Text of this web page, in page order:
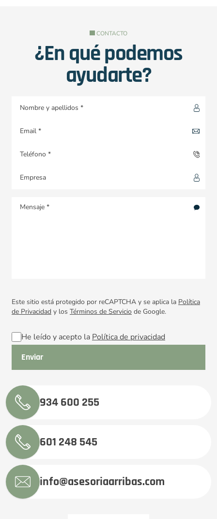
CONTACTO
¿En qué podemos
ayudarte?
Este sitio está protegido por reCAPTCHA y se aplica la Política
de Privacidad y los Términos de Servicio de Google.
He leído y acepto la Política de privacidad
934 600 255
601 248 545
info@asesoriaarribas.com